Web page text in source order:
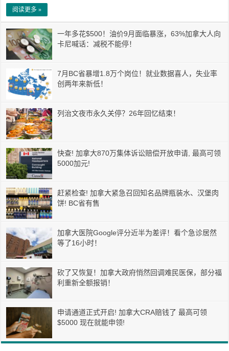
阅读更多 »
一年多花$500！油价9月面临暴涨，63%加拿大人向
卡尼喊话：减税不能停！
7月BC省暴增1.8万个岗位！就业数据喜人，失业率
创两年来新低！
列治文夜市永久关停？26年回忆结束！
快查! 加拿大870万集体诉讼赔偿开放申请, 最高可领
5000加元!
赶紧检查! 加拿大紧急召回知名品牌瓶装水、汉堡肉
饼! BC省有售
加拿大医院Google评分近半为差评！看个急诊居然
等了16小时！
砍了又恢复！加拿大政府悄然回调难民医保，部分福
利重新全额报销！
申请通道正式开启! 加拿大CRA赔钱了 最高可领
$5000 现在就能申领!